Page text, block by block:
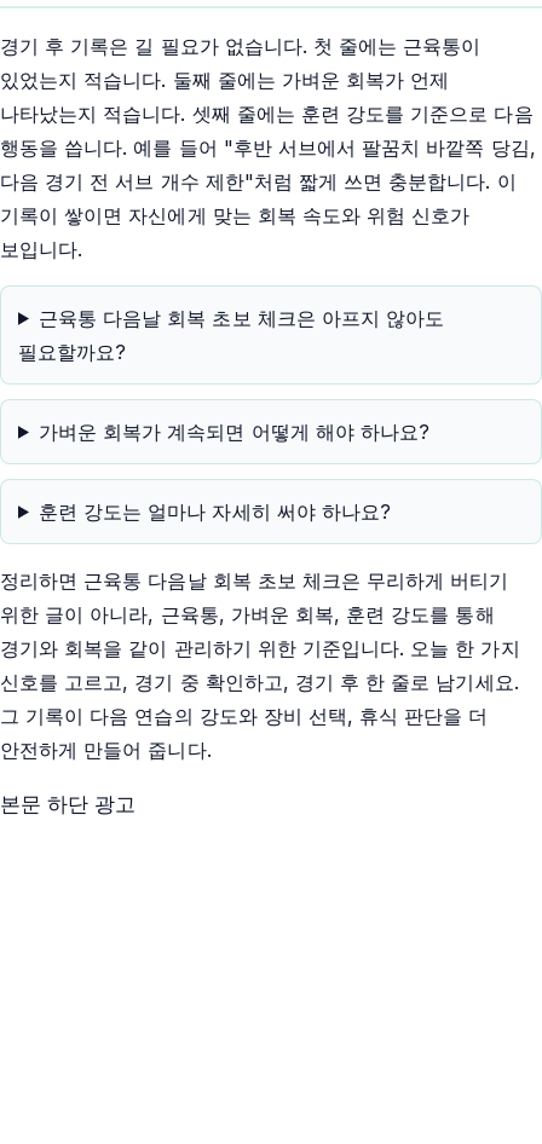
경기 후 기록은 길 필요가 없습니다. 첫 줄에는 근육통이
있었는지 적습니다. 둘째 줄에는 가벼운 회복가 언제
나타났는지 적습니다. 셋째 줄에는 훈련 강도를 기준으로 다음
행동을 씁니다. 예를 들어 "후반 서브에서 팔꿈치 바깥쪽 당김,
다음 경기 전 서브 개수 제한"처럼 짧게 쓰면 충분합니다. 이
기록이 쌓이면 자신에게 맞는 회복 속도와 위험 신호가
보입니다.
근육통 다음날 회복 초보 체크은 아프지 않아도
필요할까요?
가벼운 회복가 계속되면 어떻게 해야 하나요?
훈련 강도는 얼마나 자세히 써야 하나요?
정리하면 근육통 다음날 회복 초보 체크은 무리하게 버티기
위한 글이 아니라, 근육통, 가벼운 회복, 훈련 강도를 통해
경기와 회복을 같이 관리하기 위한 기준입니다. 오늘 한 가지
신호를 고르고, 경기 중 확인하고, 경기 후 한 줄로 남기세요.
그 기록이 다음 연습의 강도와 장비 선택, 휴식 판단을 더
안전하게 만들어 줍니다.
본문 하단 광고